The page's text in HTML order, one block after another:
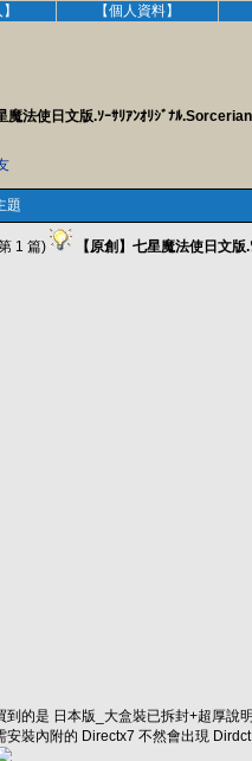
【個人資料】
魔法使日文版.ｿｰｻﾘｱﾝｵﾘｼﾞﾅﾙ
題
1 篇) 【原創】七星魔法使日文
到的是 日本版_大盒裝已拆封+超厚說
安裝內附的 Directx7 不然會出現